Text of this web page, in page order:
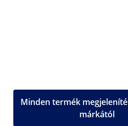
Minden termék
márkától